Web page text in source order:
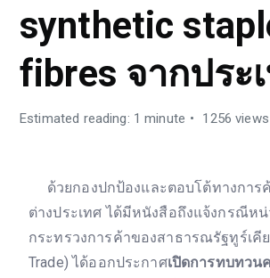
synthetic
fibres จากประ
Estimated reading: 1 minute 1256 views
ด้วยกองปกป้องและตอบโต้ทางการ
ต่างประเทศ ได้มีหนังสือถึงแจ้งกรณีห
กระทรวงการค้าของสาธารณรัฐทูร์เคี
Trade) ได้ออกประกาศเปิดการทบทวน